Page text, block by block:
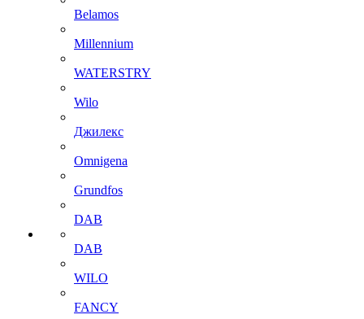
Belamos
Millennium
WATERSTRY
Wilo
Джилекс
Omnigena
Grundfos
DAB
DAB
WILO
FANCY